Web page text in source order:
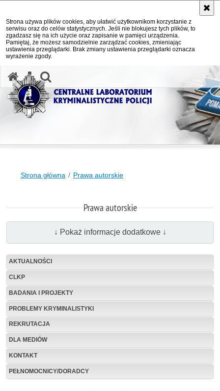
Strona używa plików cookies, aby ułatwić użytkownikom korzystanie z
serwisu oraz do celów statystycznych. Jeśli nie blokujesz tych plików, to
zgadzasz się na ich użycie oraz zapisanie w pamięci urządzenia.
Pamiętaj, że możesz samodzielnie zarządzać cookies, zmieniając
ustawienia przeglądarki. Brak zmiany ustawienia przeglądarki oznacza
wyrażenie zgody.
Strona główna Prawa autorskie
Prawa autorskie
↓ Pokaż informacje dodatkowe ↓
AKTUALNOŚCI
CLKP
BADANIA I PROJEKTY
PROBLEMY KRYMINALISTYKI
REKRUTACJA
DLA MEDIÓW
KONTAKT
PEŁNOMOCNICY/DORADCY